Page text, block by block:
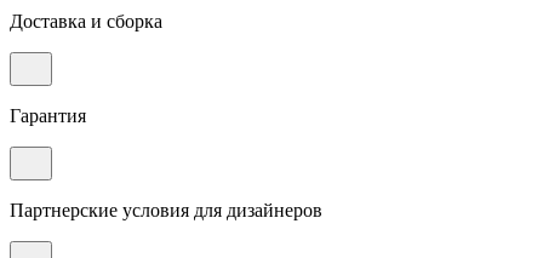
Доставка и сборка
Гарантия
Партнерские условия для дизайнеров